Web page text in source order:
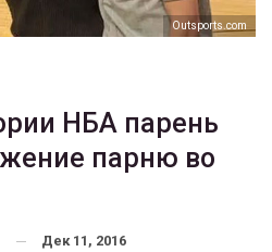
Оutsports.com
НБА парень
парню во
Дек 11, 2016